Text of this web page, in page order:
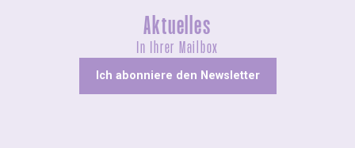
Aktuelles
In Ihrer Mailbox
Ich abonniere den Newsletter